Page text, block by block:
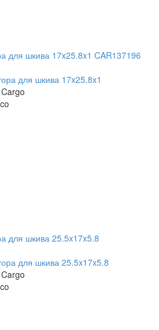
для шкива 17x25.8x1 CAR137196
Cargo
для шкива 25.5x17x5.8
Cargo